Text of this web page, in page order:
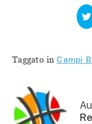
Taggato in Campi